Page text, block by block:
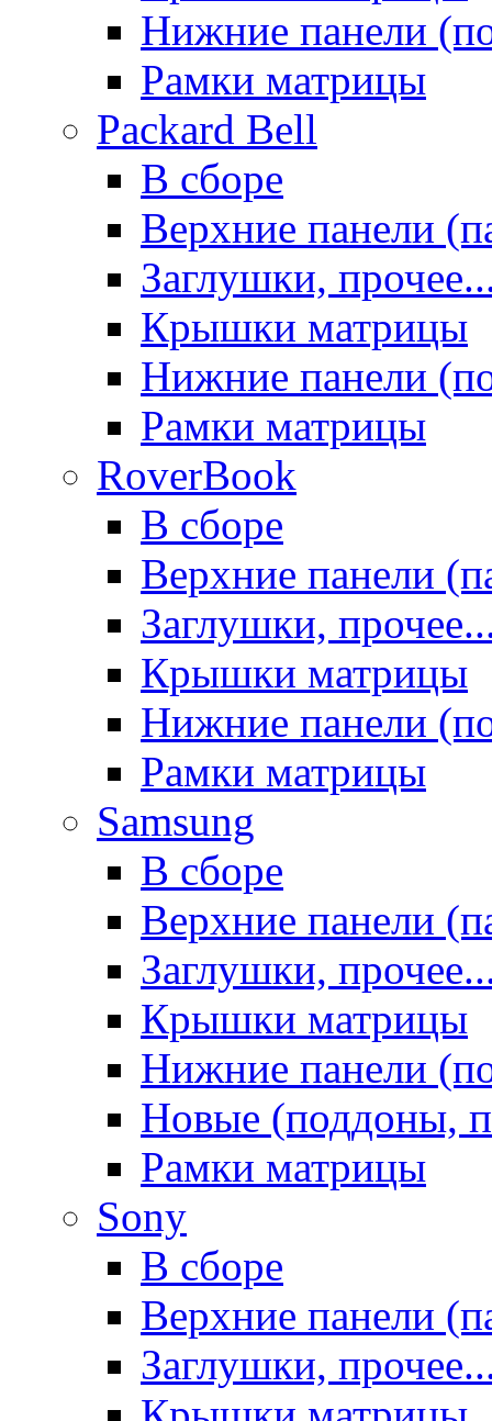
Нижние панели
Рамки матрицы
Packard Bell
В сборе
Верхние панели
Заглушки,
Крышки матрицы
Нижние панели
Рамки матрицы
RoverBook
В сборе
Верхние панели
Заглушки,
Крышки матрицы
Нижние панели
Рамки матрицы
Samsung
В сборе
Верхние панели
Заглушки,
Крышки матрицы
Нижние панели
Новые (поддоны,
Рамки матрицы
Sony
В сборе
Верхние панели
Заглушки,